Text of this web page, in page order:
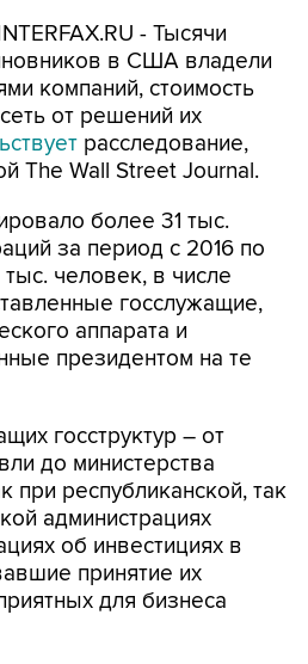
- Тысячи
в США владели
компаний, стоимость
от решений их
расследование,
The Wall Street Journal.
более 31 тыс.
за период с 2016 по
человек, в числе
госслужащие,
аппарата и
президентом на те
госструктур – от
до министерства
республиканской, так
администрациях
об инвестициях в
принятие их
для бизнеса